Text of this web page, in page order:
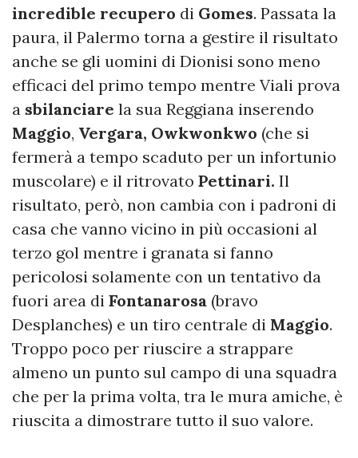
incredible recupero di Gomes. Passata la
paura, il Palermo torna a gestire il risultato
anche se gli uomini di Dionisi sono meno
efficaci del primo tempo mentre Viali prova
a sbilanciare la sua Reggiana inserendo
Maggio, Vergara, Owkwonkwo (che si
fermerà a tempo scaduto per un infortunio
muscolare) e il ritrovato Pettinari. Il
risultato, però, non cambia con i padroni di
casa che vanno vicino in più occasioni al
terzo gol mentre i granata si fanno
pericolosi solamente con un tentativo da
fuori area di Fontanarosa (bravo
Desplanches) e un tiro centrale di Maggio.
Troppo poco per riuscire a strappare
almeno un punto sul campo di una squadra
che per la prima volta, tra le mura amiche, è
riuscita a dimostrare tutto il suo valore.